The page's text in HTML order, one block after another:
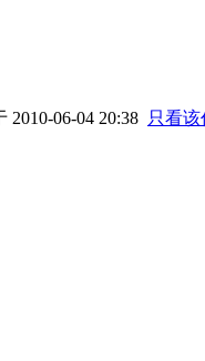
2010-06-04 20:38 只看该